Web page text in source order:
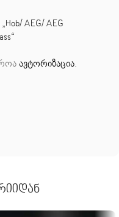
AEG/ AEG
ავტორიზაცია.